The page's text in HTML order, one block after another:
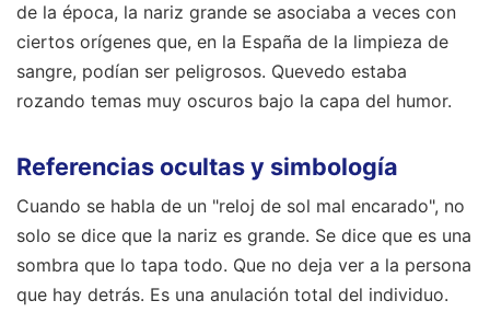
de la época, la nariz grande se asociaba a veces con
ciertos orígenes que, en la España de la limpieza de
sangre, podían ser peligrosos. Quevedo estaba
rozando temas muy oscuros bajo la capa del humor.
Referencias ocultas y simbología
Cuando se habla de un "reloj de sol mal encarado", no
solo se dice que la nariz es grande. Se dice que es una
sombra que lo tapa todo. Que no deja ver a la persona
que hay detrás. Es una anulación total del individuo.